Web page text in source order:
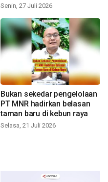
Senin, 27 Juli 2026
Bukan sekedar pengelolaan
PT MNR hadirkan belasan
taman baru di kebun raya
Selasa, 21 Juli 2026